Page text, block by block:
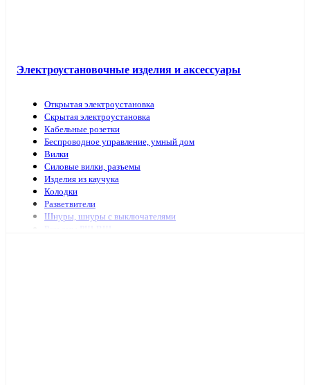
Электроустановочные изделия и аксессуары
Открытая электроустановка
Скрытая электроустановка
Кабельные розетки
Беспроводное управление, умный дом
Вилки
Силовые вилки, разъемы
Изделия из каучука
Колодки
Разветвители
Шнуры, шнуры с выключателями
Разъемы РШ-ВШ